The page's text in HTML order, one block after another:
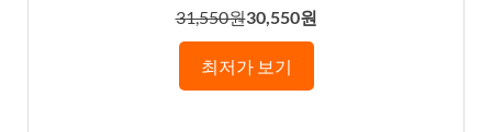
31,550원30,550원
최저가 보기